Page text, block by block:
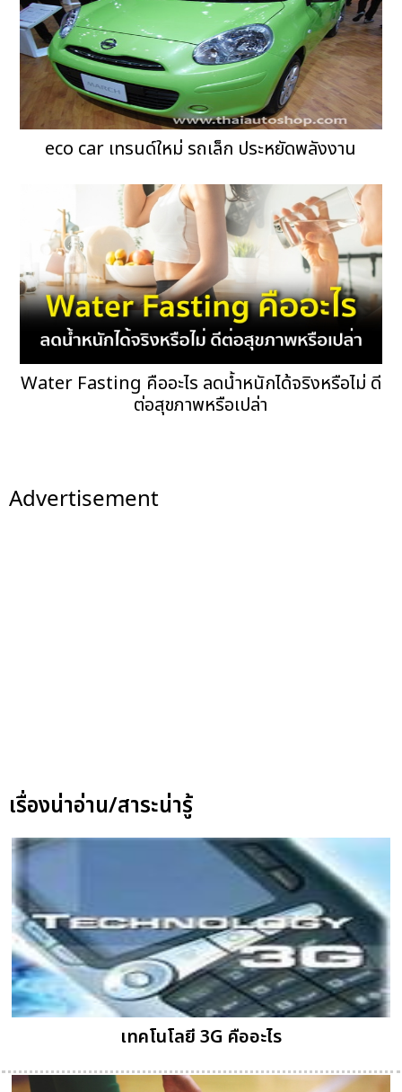
eco car เทรนด์ใหม่ รถเล็ก ประหยัดพลังงาน
Water Fasting คืออะไร ลดน้ำหนักได้จริงหรือไม่ ดี
ต่อสุขภาพหรือเปล่า
Advertisement
เรื่องน่าอ่าน/สาระน่ารู้
เทคโนโลยี 3G คืออะไร